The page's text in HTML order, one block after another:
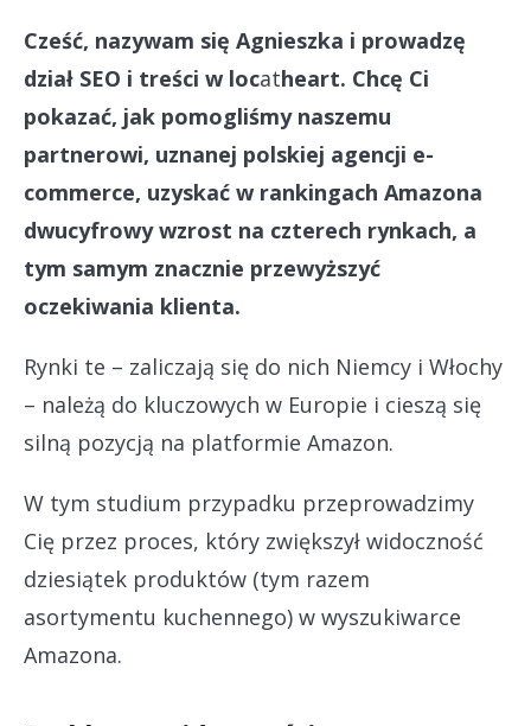
Cześć, nazywam się Agnieszka i prowadzę
dział SEO i treści w locatheart. Chcę Ci
pokazać, jak pomogliśmy naszemu
partnerowi, uznanej polskiej agencji e-
commerce, uzyskać w rankingach Amazona
dwucyfrowy wzrost na czterech rynkach, a
tym samym znacznie przewyższyć
oczekiwania klienta.
Rynki te – zaliczają się do nich Niemcy i Włochy
– należą do kluczowych w Europie i cieszą się
silną pozycją na platformie Amazon.
W tym studium przypadku przeprowadzimy
Cię przez proces, który zwiększył widoczność
dziesiątek produktów (tym razem
asortymentu kuchennego) w wyszukiwarce
Amazona.